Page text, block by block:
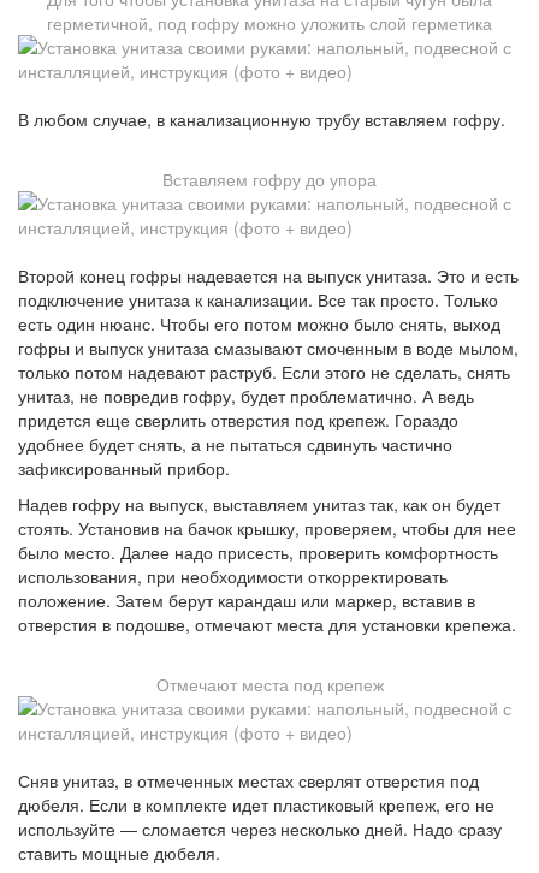
герметичной, под гофру можно уложить слой герметика
В любом случае, в канализационную трубу вставляем гофру.
Вставляем гофру до упора
Второй конец гофры надевается на выпуск унитаза. Это и есть
подключение унитаза к канализации. Все так просто. Только
есть один нюанс. Чтобы его потом можно было снять, выход
гофры и выпуск унитаза смазывают смоченным в воде мылом,
только потом надевают раструб. Если этого не сделать, снять
унитаз, не повредив гофру, будет проблематично. А ведь
придется еще сверлить отверстия под крепеж. Гораздо
удобнее будет снять, а не пытаться сдвинуть частично
зафиксированный прибор.
Надев гофру на выпуск, выставляем унитаз так, как он будет
стоять. Установив на бачок крышку, проверяем, чтобы для нее
было место. Далее надо присесть, проверить комфортность
использования, при необходимости откорректировать
положение. Затем берут карандаш или маркер, вставив в
отверстия в подошве, отмечают места для установки крепежа.
Отмечают места под крепеж
Сняв унитаз, в отмеченных местах сверлят отверстия под
дюбеля. Если в комплекте идет пластиковый крепеж, его не
используйте — сломается через несколько дней. Надо сразу
ставить мощные дюбеля.